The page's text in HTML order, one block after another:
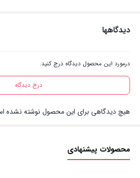
دیدگاهها
درمورد این محصول دیدگاه درج کنید.
درج دیدگاه
هیچ دیدگاهی برای این محصول نوشته نشده
محصولات پیشنهادی